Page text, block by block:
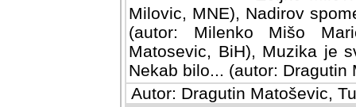
MNE), Nadirov spomenar
Milenko Mišo Maric, UK),
Muzika je svirala (autor:
(autor: Dragutin Matosevic,
Autor: Dragutin Matoševic,